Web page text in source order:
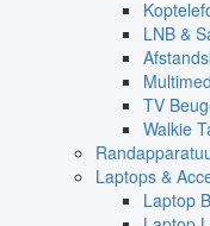
LNB &
TV
Walkie
Laptops &
Laptop